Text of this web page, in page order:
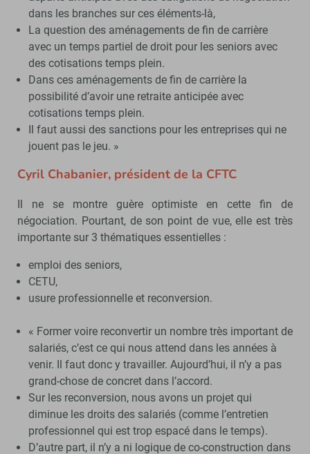
dans les branches sur ces éléments-là,
La question des aménagements de fin de carrière
avec un temps partiel de droit pour les seniors avec
des cotisations temps plein.
Dans ces aménagements de fin de carrière la
possibilité d’avoir une retraite anticipée avec
cotisations temps plein.
Il faut aussi des sanctions pour les entreprises qui ne
jouent pas le jeu. »
Cyril Chabanier, président de la CFTC
Il ne se montre guère optimiste en cette fin de
négociation. Pourtant, de son point de vue, elle est très
importante sur 3 thématiques essentielles :
emploi des seniors,
CETU,
usure professionnelle et reconversion.
« Former voire reconvertir un nombre très important de
salariés, c’est ce qui nous attend dans les années à
venir. Il faut donc y travailler. Aujourd’hui, il n’y a pas
grand-chose de concret dans l’accord.
Sur les reconversion, nous avons un projet qui
diminue les droits des salariés (comme l’entretien
professionnel qui est trop espacé dans le temps).
D’autre part, il n’y a ni logique de co-construction dans